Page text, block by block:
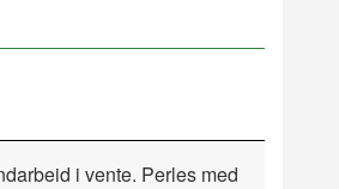
i vente. Perles med